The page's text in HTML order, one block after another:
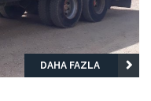
DAHA FAZLA